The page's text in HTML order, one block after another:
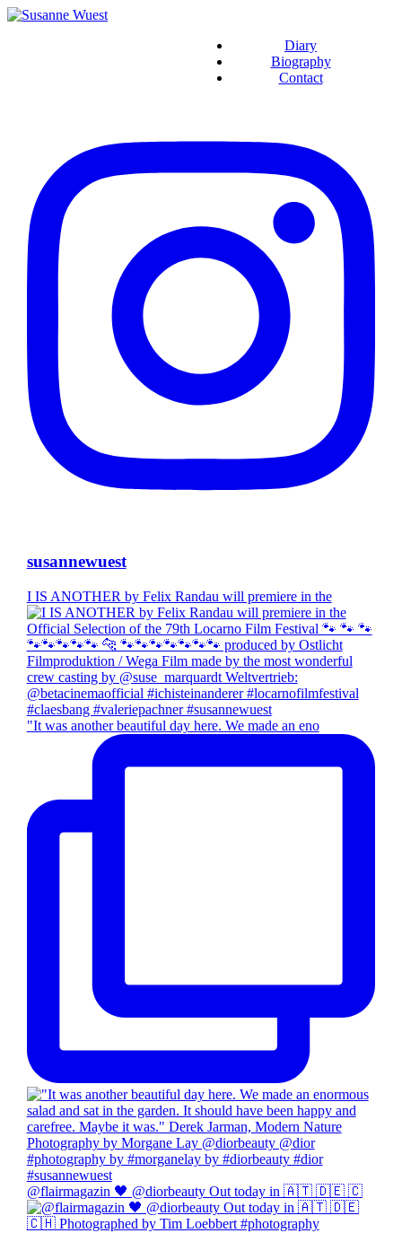
Diary
Biography
Contact
susannewuest
I IS ANOTHER by Felix Randau will premiere in the
"It was another beautiful day here. We made an eno
@flairmagazin 🖤 @diorbeauty Out today in 🇦🇹 🇩🇪 🇨